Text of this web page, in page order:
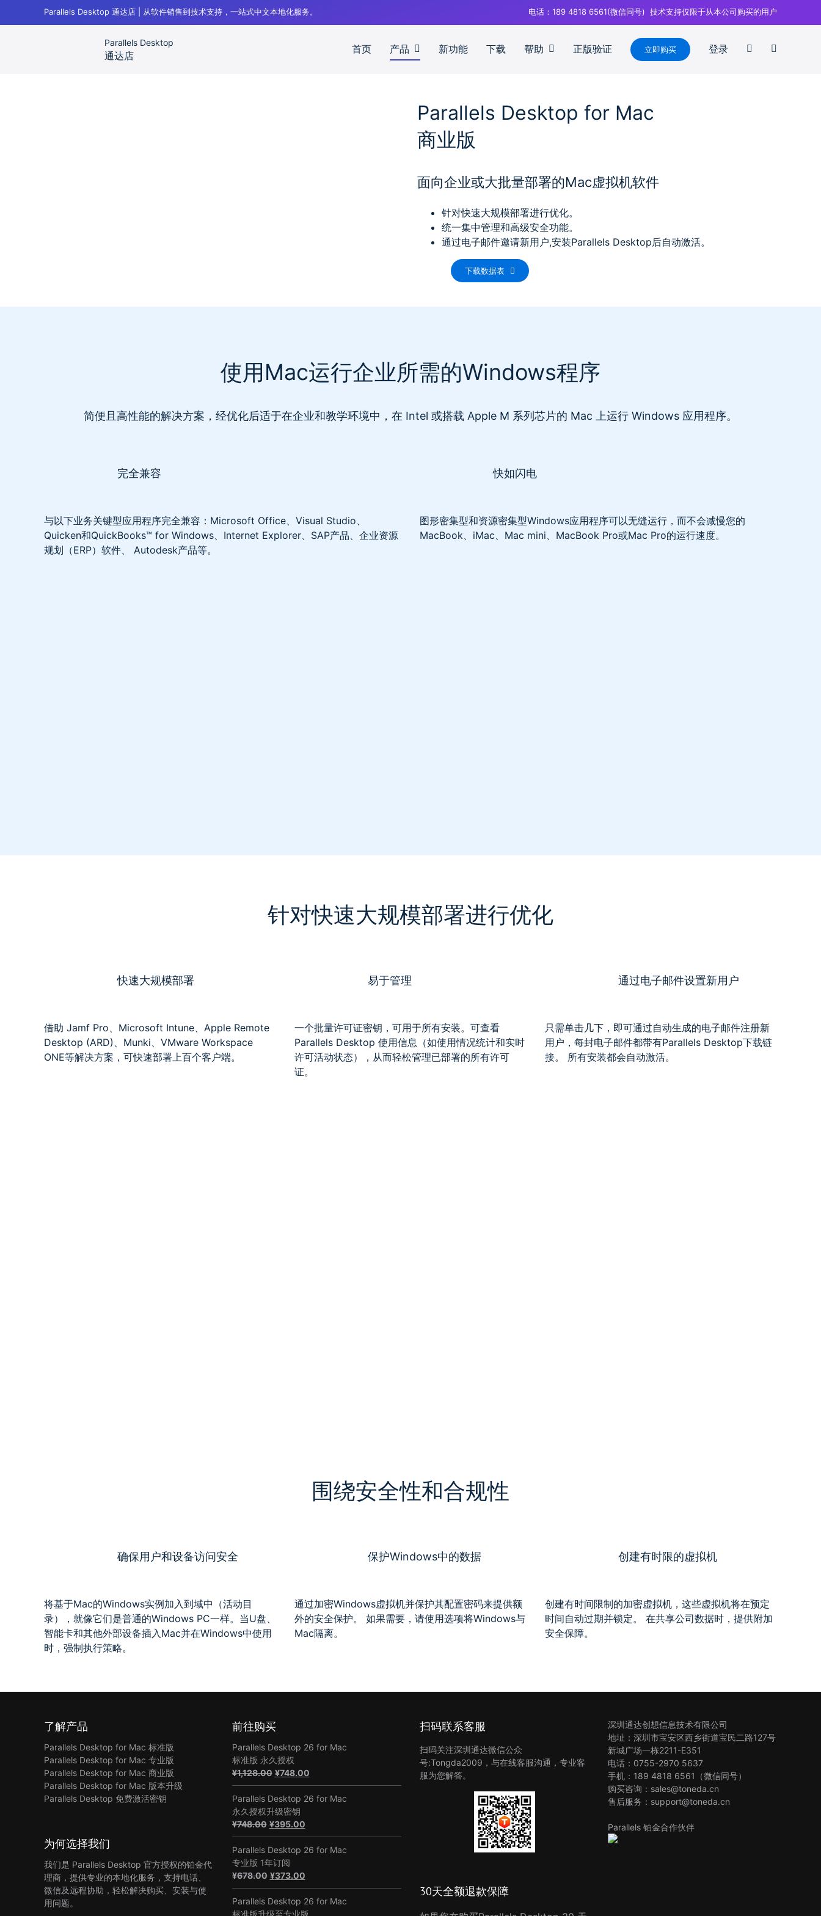
Parallels Desktop 通达店 | 从软件销售到技术支持，一站式中文本地化服务。 电话：189 4818 6561(微信同号) 技术支持仅限于从本公司购买的用户
Parallels Desktop
通达店
首页 产品 新功能 下载 帮助 正版验证 立即购买 登录
Parallels Desktop 通达店 Parallels Desktop for Mac 商业版 概述
Parallels Desktop for Mac
商业版
面向企业或大批量部署的Mac虚拟机软件
针对快速大规模部署进行优化。
统一集中管理和高级安全功能。
通过电子邮件邀请新用户,安装Parallels Desktop后自动激活。
下载数据表
使用Mac运行企业所需的Windows程序
简便且高性能的解决方案，经优化后适于在企业和教学环境中，在 Intel 或搭载 Apple M 系列芯片的 Mac 上运行 Windows 应用程序。
完全兼容
与以下业务关键型应用程序完全兼容：Microsoft Office、Visual Studio、
Quicken和QuickBooks™ for Windows、Internet Explorer、SAP产品、企业资源
规划（ERP）软件、 Autodesk产品等。
快如闪电
图形密集型和资源密集型Windows应用程序可以无缝运行，而不会减慢您的
MacBook、iMac、Mac mini、MacBook Pro或Mac Pro的运行速度。
针对快速大规模部署进行优化
快速大规模部署
借助 Jamf Pro、Microsoft Intune、Apple Remote
Desktop (ARD)、Munki、VMware Workspace
ONE等解决方案，可快速部署上百个客户端。
易于管理
一个批量许可证密钥，可用于所有安装。可查看
Parallels Desktop 使用信息（如使用情况统计和实时
许可活动状态），从而轻松管理已部署的所有许可
证。
通过电子邮件设置新用户
只需单击几下，即可通过自动生成的电子邮件注册新
用户，每封电子邮件都带有Parallels Desktop下载链
接。 所有安装都会自动激活。
围绕安全性和合规性
确保用户和设备访问安全
将基于Mac的Windows实例加入到域中（活动目
录），就像它们是普通的Windows PC一样。当U盘、
智能卡和其他外部设备插入Mac并在Windows中使用
时，强制执行策略。
保护Windows中的数据
通过加密Windows虚拟机并保护其配置密码来提供额
外的安全保护。 如果需要，请使用选项将Windows与
Mac隔离。
创建有时限的虚拟机
创建有时间限制的加密虚拟机，这些虚拟机将在预定
时间自动过期并锁定。 在共享公司数据时，提供附加
安全保障。
了解产品
Parallels Desktop for Mac 标准版
Parallels Desktop for Mac 专业版
Parallels Desktop for Mac 商业版
Parallels Desktop for Mac 版本升级
Parallels Desktop 免费激活密钥
为何选择我们
我们是 Parallels Desktop 官方授权的铂金代
理商，提供专业的本地化服务，支持电话、
微信及远程协助，轻松解决购买、安装与使
用问题。
前往购买
Parallels Desktop 26 for Mac
标准版 永久授权
¥1,128.00 原
价
为：
¥1,128.00。
¥748.00当
前
价
¥748.00。
Parallels Desktop 26 for Mac
永久授权升级密钥
¥748.00 原
价
为：
¥748.00。
¥395.00当
前
价
为：
¥395.00。
Parallels Desktop 26 for Mac
专业版 1年订阅
¥678.00 原
价
为：
¥678.00。
¥373.00当
前
价
格
Parallels Desktop 26 for Mac
扫码联系客服
扫码关注深圳通达微信公众
号:Tongda2009，与在线客服沟通，专业客
服为您解答。
30天全额退款保障
深圳通达创想信息技术有限公司
地址：深圳市宝安区西乡街道宝民二路127号
新城广场一栋2211-E351
电话：0755-2970 5637
手机：189 4818 6561（微信同号）
购买咨询：sales@toneda.cn
售后服务：support@toneda.cn
Parallels 铂金合作伙伴